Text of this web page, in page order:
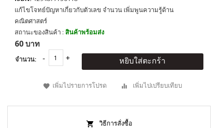
แก้ไขโจทย์ปัญหาเกี่ยวกับตัวเลข จำนวน เพิ่มพูนความรู้ด้าน
คณิตศาสตร์
สถานะของสินค้า : สินค้าพร้อมส่ง
60 บาท
จำนวน: หยิบใส่ตะกร้า
เพิ่มไปรายการโปรด เพิ่มไปเปรียบเทียบ
วิธีการสั่งซื้อ